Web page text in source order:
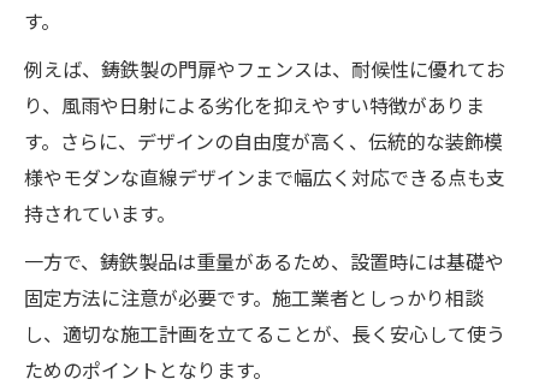
服する方法
外構工事で安い鋳物フェンスを上手に選ぶ
ポイント
耐久性希望なら外構工事に鋳鉄製品をおすすめ
外構工事で鋳鉄製品を選ぶときの耐久性チ
ェック
鋳鉄製品の耐久性が外構工事に与える安心
感
す。
例えば、鋳鉄製の門扉やフェンスは、耐候性に優れてお
り、風雨や日射による劣化を抑えやすい特徴がありま
す。さらに、デザインの自由度が高く、伝統的な装飾模
様やモダンな直線デザインまで幅広く対応できる点も支
持されています。
一方で、鋳鉄製品は重量があるため、設置時には基礎や
固定方法に注意が必要です。施工業者としっかり相談
し、適切な施工計画を立てることが、長く安心して使う
ためのポイントとなります。